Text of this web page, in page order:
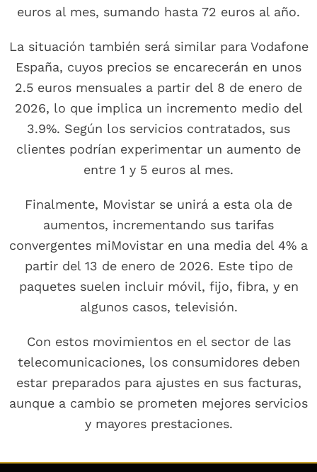
euros al mes, sumando hasta 72 euros al año.
La situación también será similar para Vodafone
España, cuyos precios se encarecerán en unos
2.5 euros mensuales a partir del 8 de enero de
2026, lo que implica un incremento medio del
3.9%. Según los servicios contratados, sus
clientes podrían experimentar un aumento de
entre 1 y 5 euros al mes.
Finalmente, Movistar se unirá a esta ola de
aumentos, incrementando sus tarifas
convergentes miMovistar en una media del 4% a
partir del 13 de enero de 2026. Este tipo de
paquetes suelen incluir móvil, fijo, fibra, y en
algunos casos, televisión.
Con estos movimientos en el sector de las
telecomunicaciones, los consumidores deben
estar preparados para ajustes en sus facturas,
aunque a cambio se prometen mejores servicios
y mayores prestaciones.